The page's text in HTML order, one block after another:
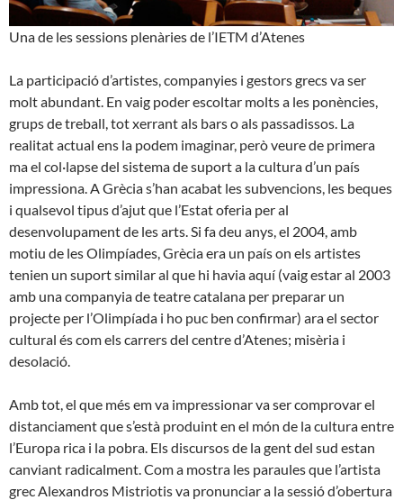
Una de les sessions plenàries de l’IETM d’Atenes
La participació d’artistes, companyies i gestors grecs va ser
molt abundant. En vaig poder escoltar molts a les ponències,
grups de treball, tot xerrant als bars o als passadissos. La
realitat actual ens la podem imaginar, però veure de primera
ma el col·lapse del sistema de suport a la cultura d’un país
impressiona. A Grècia s’han acabat les subvencions, les beques
i qualsevol tipus d’ajut que l’Estat oferia per al
desenvolupament de les arts. Si fa deu anys, el 2004, amb
motiu de les Olimpíades, Grècia era un país on els artistes
tenien un suport similar al que hi havia aquí (vaig estar al 2003
amb una companyia de teatre catalana per preparar un
projecte per l’Olimpíada i ho puc ben confirmar) ara el sector
cultural és com els carrers del centre d’Atenes; misèria i
desolació.
Amb tot, el que més em va impressionar va ser comprovar el
distanciament que s’està produint en el món de la cultura entre
l’Europa rica i la pobra. Els discursos de la gent del sud estan
canviant radicalment. Com a mostra les paraules que l’artista
grec Alexandros Mistriotis va pronunciar a la sessió d’obertura